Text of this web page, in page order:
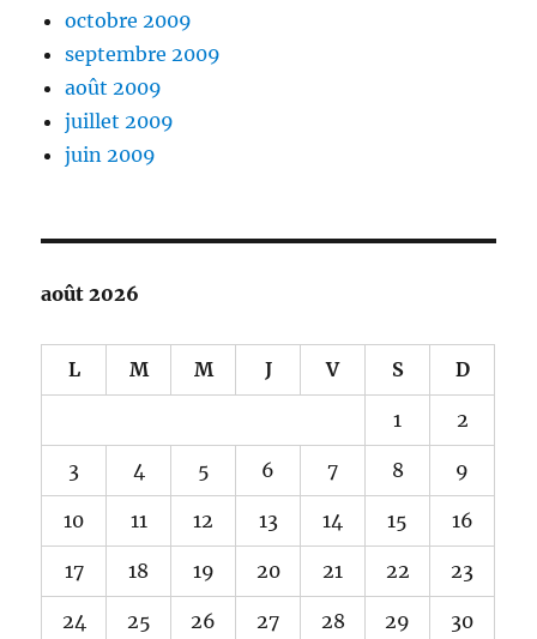
octobre 2009
septembre 2009
août 2009
juillet 2009
juin 2009
août 2026
L M M J V S D
1 2
3 4 5 6 7 8 9
10 11 12 13 14 15 16
17 18 19 20 21 22 23
24 25 26 27 28 29 30